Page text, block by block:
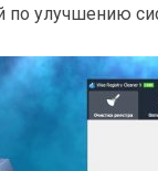
по улучшению